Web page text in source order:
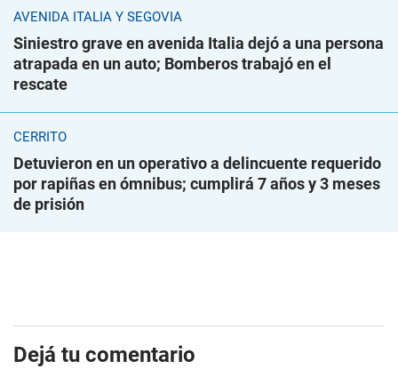
AVENIDA ITALIA Y SEGOVIA
Siniestro grave en avenida Italia dejó a una persona
atrapada en un auto; Bomberos trabajó en el
rescate
CERRITO
Detuvieron en un operativo a delincuente requerido
por rapiñas en ómnibus; cumplirá 7 años y 3 meses
de prisión
Dejá tu comentario